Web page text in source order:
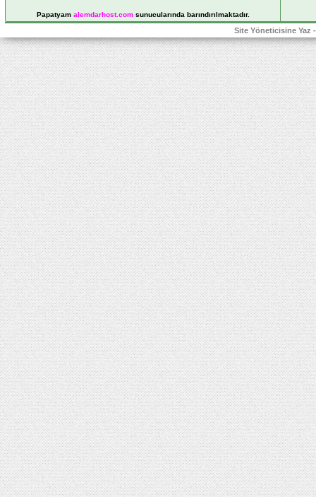
Papatyam alemdarhost.comsunucularında barındırılmaktadır.
Site Yöneticisine Yaz